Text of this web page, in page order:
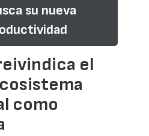
su nueva
el
como